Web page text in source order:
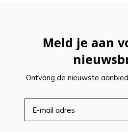
Meld je aan
Ontvang de nieuwste